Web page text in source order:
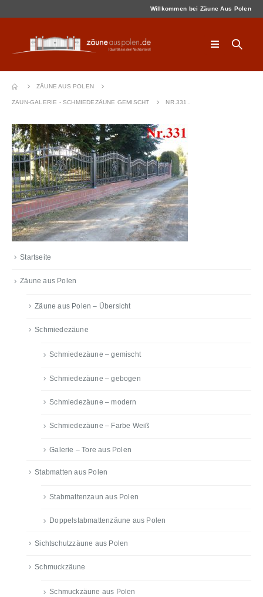
Willkommen bei Zäune Aus Polen
ZÄUNE AUS POLEN
ZAUN-GALERIE - SCHMIEDEZÄUNE GEMISCHT NR.331..
Startseite
Zäune aus Polen
Zäune aus Polen – Übersicht
Schmiedezäune
Schmiedezäune – gemischt
Schmiedezäune – gebogen
Schmiedezäune – modern
Schmiedezäune – Farbe Weiß
Galerie – Tore aus Polen
Stabmatten aus Polen
Stabmattenzaun aus Polen
Doppelstabmattenzäune aus Polen
Sichtschutzzäune aus Polen
Schmuckzäune
Schmuckzäune aus Polen